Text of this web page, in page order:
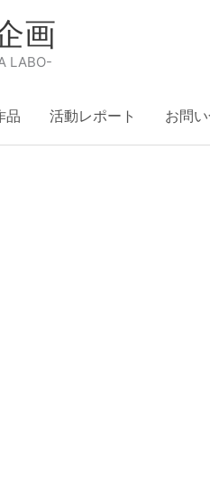
画
LABO-
品 活動レポート お問